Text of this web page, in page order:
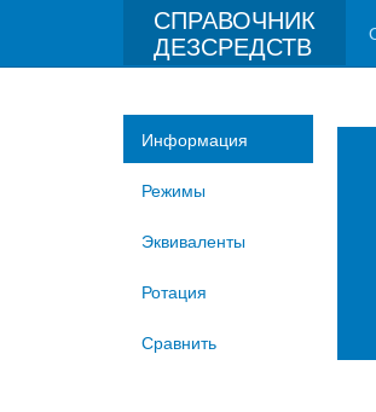
СПРАВОЧНИК
ДЕЗСРЕДСТВ
Информация
Режимы
Эквиваленты
Ротация
Сравнить